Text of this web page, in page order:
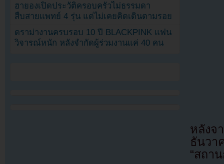
หลังจ
ธันวา
“สถา
ฮายองเปิดประวัติครอบครัวไม่ธรรมดา
สืบสายแพทย์ 4 รุ่น แต่ไม่เคยคิดเดินตามรอย
ดราม่างานครบรอบ 10 ปี BLACKPINK แฟน
วิจารณ์หนัก หลังจำกัดผู้ร่วมงานแค่ 40 คน